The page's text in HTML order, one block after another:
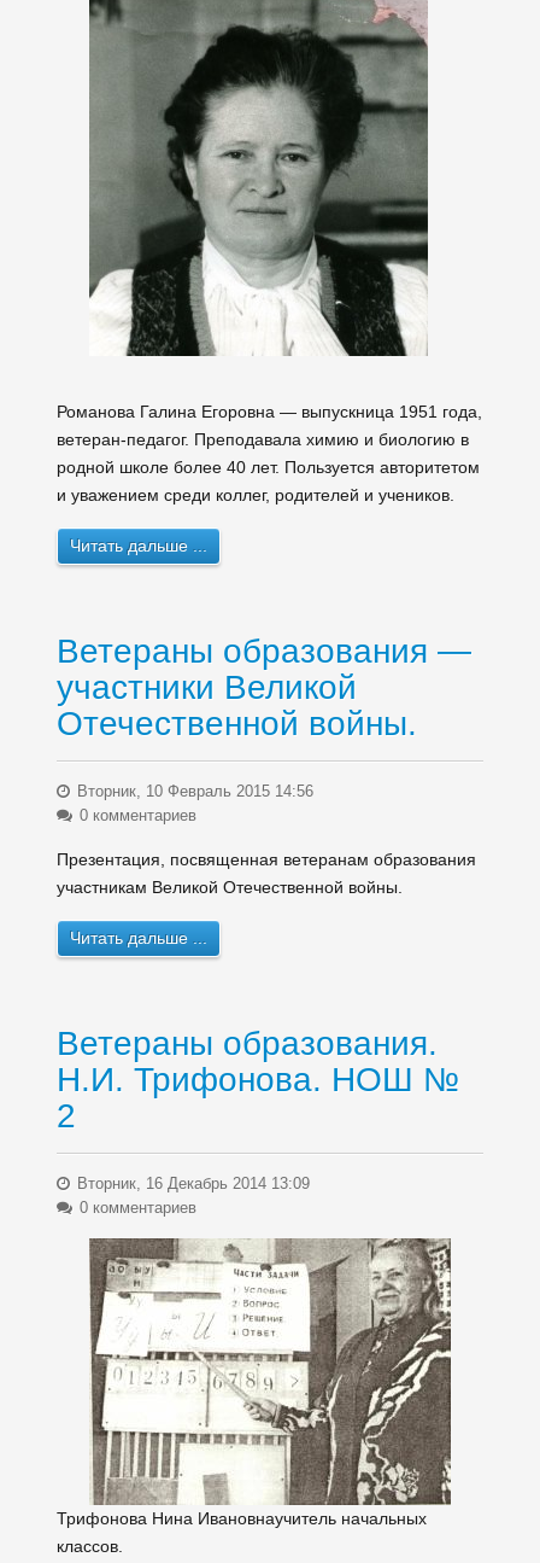
Романова Галина Егоровна — выпускница 1951 года,
ветеран-педагог. Преподавала химию и биологию в
родной школе более 40 лет. Пользуется авторитетом
и уважением среди коллег, родителей и учеников.
Читать дальше ...
Ветераны образования —
участники Великой
Отечественной войны.
Вторник, 10 Февраль 2015 14:56
0 комментариев
Презентация, посвященная ветеранам образования
участникам Великой Отечественной войны.
Читать дальше ...
Ветераны образования.
Н.И. Трифонова. НОШ №
2
Вторник, 16 Декабрь 2014 13:09
0 комментариев
Трифонова Нина Ивановнаучитель начальных
классов.